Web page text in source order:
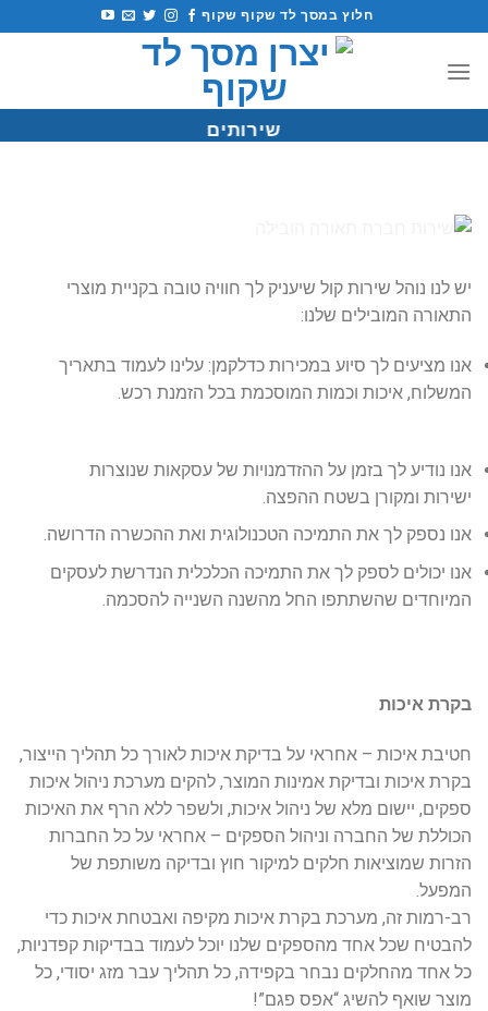
לתוכן
חלוץ במסך לד שקוף שקוף
שירותים
יש לנו נוהל שירות קול שיעניק לך חוויה טובה בקניית מוצרי
התאורה המובילים שלנו:
אנו מציעים לך סיוע במכירות כדלקמן: עלינו לעמוד בתאריך
המשלוח, איכות וכמות המוסכמת בכל הזמנת רכש.
אנו נודיע לך בזמן על ההזדמנויות של עסקאות שנוצרות
ישירות ומקורן בשטח ההפצה.
אנו נספק לך את התמיכה הטכנולוגית ואת ההכשרה הדרושה.
אנו יכולים לספק לך את התמיכה הכלכלית הנדרשת לעסקים
המיוחדים שהשתתפו החל מהשנה השנייה להסכמה.
בקרת איכות
חטיבת איכות – אחראי על בדיקת איכות לאורך כל תהליך הייצור,
בקרת איכות ובדיקת אמינות המוצר, להקים מערכת ניהול איכות
ספקים, יישום מלא של ניהול איכות, ולשפר ללא הרף את האיכות
הכוללת של החברה וניהול הספקים – אחראי על כל החברות
הזרות שמוציאות חלקים למיקור חוץ ובדיקה משותפת של
המפעל.
רב-רמות זה, מערכת בקרת איכות מקיפה ואבטחת איכות כדי
להבטיח שכל אחד מהספקים שלנו יוכל לעמוד בבדיקות קפדניות,
כל אחד מהחלקים נבחר בקפידה, כל תהליך עבר מזג יסודי, כל
מוצר שואף להשיג “אפס פגם”!